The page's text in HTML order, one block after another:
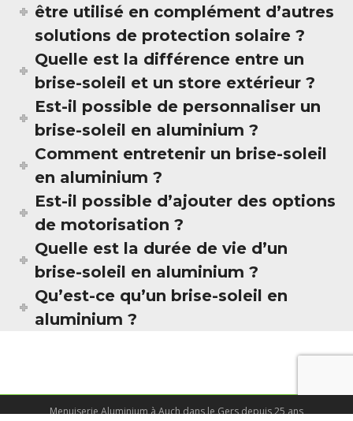
être utilisé en complément d’autres
solutions de protection solaire ?
Quelle est la différence entre un
brise-soleil et un store extérieur ?
Est-il possible de personnaliser un
brise-soleil en aluminium ?
Comment entretenir un brise-soleil
en aluminium ?
Est-il possible d’ajouter des options
de motorisation ?
Quelle est la durée de vie d’un
brise-soleil en aluminium ?
Qu’est-ce qu’un brise-soleil en
aluminium ?
Menuiserie Aluminium à Auch dans le Gers depuis 25 ans